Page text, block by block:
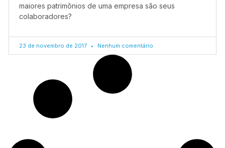
maiores patrimônios de uma empresa são seus
colaboradores?
23 de novembro de 2017 Nenhum comentário